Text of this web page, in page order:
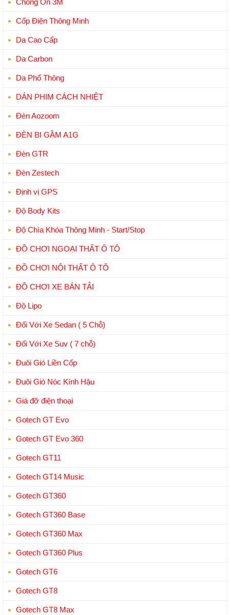
Chống Ồn 3M
Cốp Điện Thông Minh
Da Cao Cấp
Da Carbon
Da Phổ Thông
DÁN PHIM CÁCH NHIỆT
Đèn Aozoom
ĐÈN BI GẦM A1G
Đèn GTR
Đèn Zestech
Định vị GPS
Độ Body Kits
Độ Chìa Khóa Thông Minh - Start/Stop
ĐỒ CHƠI NGOẠI THẤT Ô TÔ
ĐỒ CHƠI NỘI THẤT Ô TÔ
ĐỒ CHƠI XE BÁN TẢI
Độ Lipo
Đối Với Xe Sedan ( 5 Chỗ)
Đối Với Xe Suv ( 7 chỗ)
Đuôi Gió Liền Cốp
Đuôi Gió Nóc Kính Hậu
Giá đỡ điện thoại
Gotech GT Evo
Gotech GT Evo 360
Gotech GT11
Gotech GT14 Music
Gotech GT360
Gotech GT360 Base
Gotech GT360 Max
Gotech GT360 Plus
Gotech GT6
Gotech GT8
Gotech GT8 Max